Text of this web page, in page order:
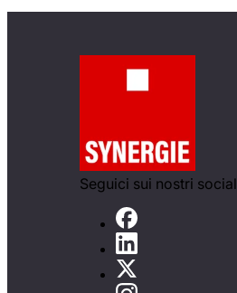
Seguici sui nostri social